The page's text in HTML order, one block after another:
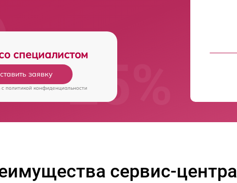
специалистом
заявку
c политикой конфиденциальности
сервис-центра